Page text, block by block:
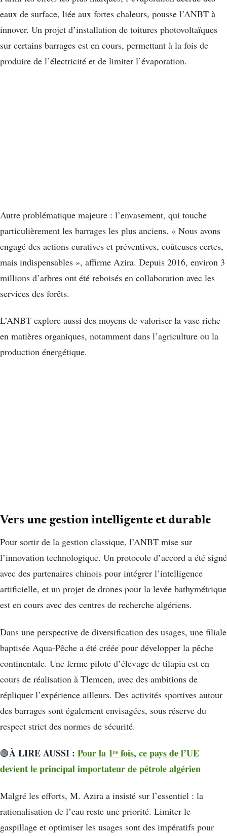
eaux de surface, liée aux fortes chaleurs, pousse l’ANBT à
innover. Un projet d’installation de toitures photovoltaïques
sur certains barrages est en cours, permettant à la fois de
produire de l’électricité et de limiter l’évaporation.
Autre problématique majeure : l’envasement, qui touche
particulièrement les barrages les plus anciens. « Nous avons
engagé des actions curatives et préventives, coûteuses certes,
mais indispensables », affirme Azira. Depuis 2016, environ 3
millions d’arbres ont été reboisés en collaboration avec les
services des forêts.
L’ANBT explore aussi des moyens de valoriser la vase riche
en matières organiques, notamment dans l’agriculture ou la
production énergétique.
Vers une gestion intelligente et durable
Pour sortir de la gestion classique, l’ANBT mise sur
l’innovation technologique. Un protocole d’accord a été signé
avec des partenaires chinois pour intégrer l’intelligence
artificielle, et un projet de drones pour la levée bathymétrique
est en cours avec des centres de recherche algériens.
Dans une perspective de diversification des usages, une filiale
baptisée Aqua-Pêche a été créée pour développer la pêche
continentale. Une ferme pilote d’élevage de tilapia est en
cours de réalisation à Tlemcen, avec des ambitions de
répliquer l’expérience ailleurs. Des activités sportives autour
des barrages sont également envisagées, sous réserve du
respect strict des normes de sécurité.
🟢À LIRE AUSSI : Pour la 1ʳᵉ fois, ce pays de l’UE
devient le principal importateur de pétrole algérien
Malgré les efforts, M. Azira a insisté sur l’essentiel : la
rationalisation de l’eau reste une priorité. Limiter le
gaspillage et optimiser les usages sont des impératifs pour